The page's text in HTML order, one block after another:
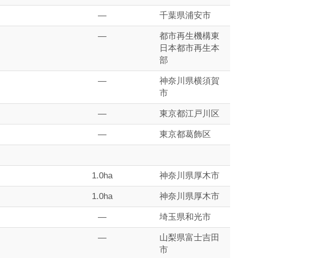
― 千葉県浦安市
―
都市再生機構東
日本都市再生本
部
―
神奈川県横須賀
市
― 東京都江戸川区
― 東京都葛飾区
1.0ha 神奈川県厚木市
1.0ha 神奈川県厚木市
― 埼玉県和光市
―
山梨県富士吉田
市